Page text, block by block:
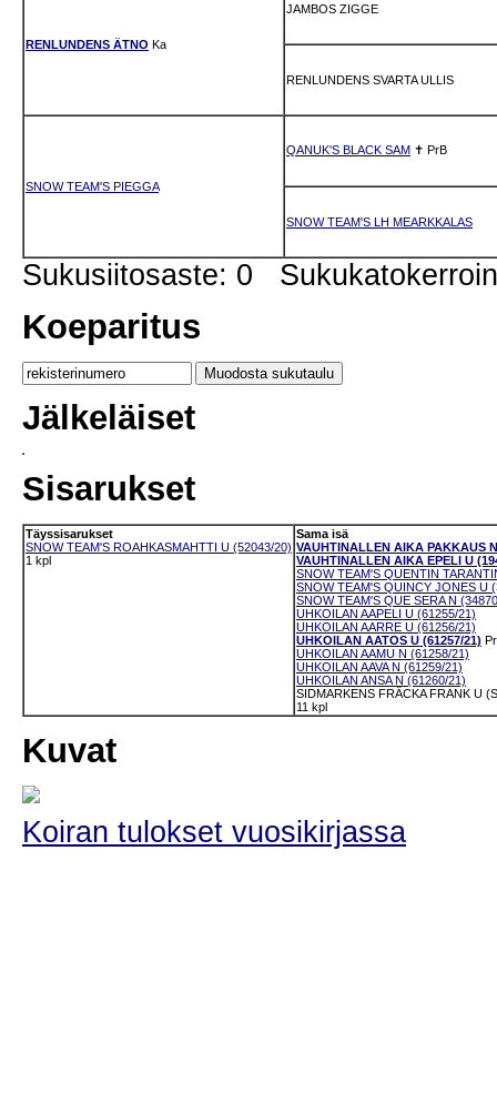
RENLUNDENS ÄTNO Ka
JAMBOS ZIGGE
RENLUNDENS SVARTA ULLIS
SNOW TEAM'S PIEGGA
QANUK'S BLACK SAM ✝ PrB
SNOW TEAM'S LH MEARKKALAS
Sukusiitosaste: 0
Koeparitus
Jälkeläiset
Sisarukset
Täyssisarukset
SNOW TEAM'S ROAHKASMAHTTI U (52043/20)
1 kpl
Sama isä
VAUHTINALLEN AIKA PAKKAUS
VAUHTINALLEN AIKA EPELI U
SNOW TEAM'S QUENTIN
SNOW TEAM'S QUINCY JONES U
SNOW TEAM'S QUE SERA N
UHKOILAN AAPELI U (61255/21)
UHKOILAN AARRE U (61256/21)
UHKOILAN AATOS U (61257/21)
UHKOILAN AAMU N (61258/21)
UHKOILAN AAVA N (61259/21)
UHKOILAN ANSA N (61260/21)
SIDMARKENS FRÄCKA FRANK U
11 kpl
Kuvat
Koiran tulokset vuosikirjassa